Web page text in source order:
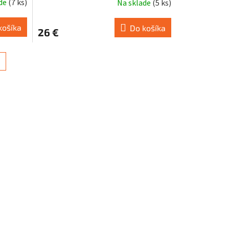
(7 ks) Na sklade (5 ks)
26 € Do košíka